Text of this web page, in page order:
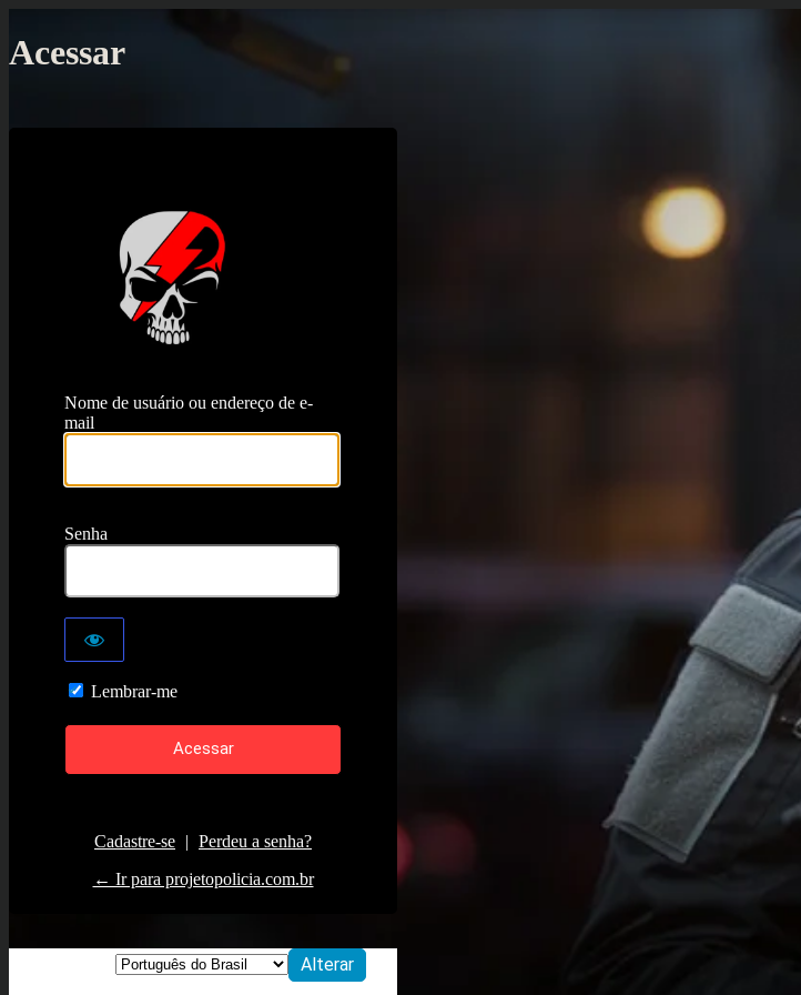
Acessar
https://projetopolicia.com.br
Nome de usuário ou endereço de e-
mail
Senha
Lembrar-me
Cadastre-se | Perdeu a senha?
← Ir para projetopolicia.com.br